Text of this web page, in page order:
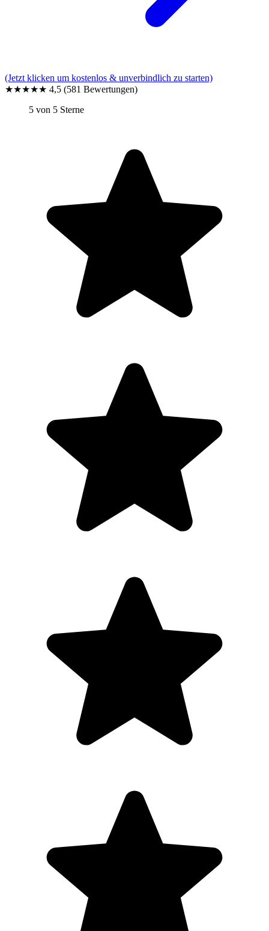
(Jetzt klicken um kostenlos & unverbindlich zu starten)
★★★★★ 4,5 (581 Bewertungen)
5 von 5 Sterne